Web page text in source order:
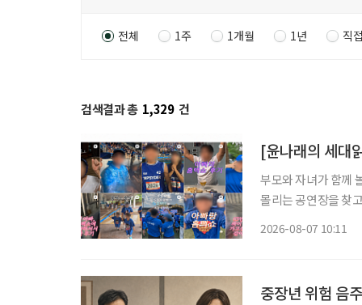
전체 1주 1개월 1년 직
검색결과 총 1,329 건
부모와 자녀가 함께
몰리는 공연장을 찾
2026-08-07 10:11
중장년 위험 음